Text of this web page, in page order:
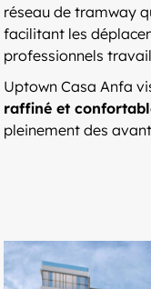
réseau de tramway
facilitant les
professionnels
Uptown Casa Anfa
raffiné et
pleinement des